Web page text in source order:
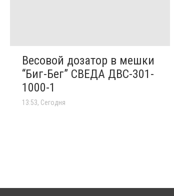
Весовой дозатор в мешки
“Биг-Бег” СВЕДА ДВС-301-
1000-1
13:53, Сегодня